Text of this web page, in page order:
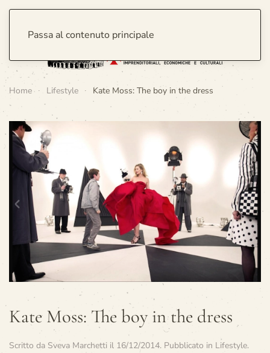
Passa al contenuto principale
Home Lifestyle Kate Moss: The boy in the dress
Kate Moss: The boy in the dress
Scritto da Sveva Marchetti il 16/12/2014. Pubblicato in Lifestyle.